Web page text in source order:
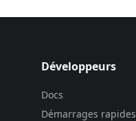
Développeurs
Docs
Démarrages rapides